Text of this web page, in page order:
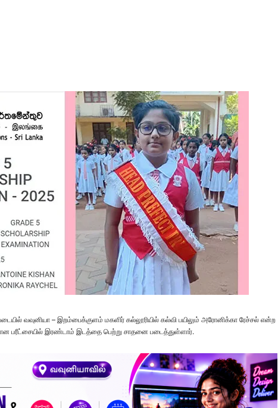
வவுனியா – இறம்பைக்குளம் மகளிர் கல்லூரியில் கல்வி பயிலும் அரோனிக்கா ரேச்சல் என்ற
பரீட்சையில் இரண்டாம் இடத்தை பெற்று சாதனை படைத்துள்ளார்.